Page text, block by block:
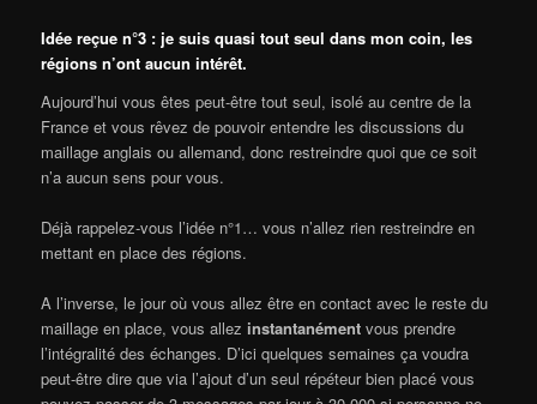
Idée reçue n°3 : je suis quasi tout seul dans mon coin, les
régions n’ont aucun intérêt.
Aujourd’hui vous êtes peut-être tout seul, isolé au centre de la
France et vous rêvez de pouvoir entendre les discussions du
maillage anglais ou allemand, donc restreindre quoi que ce soit
n’a aucun sens pour vous.
Déjà rappelez-vous l’idée n°1… vous n’allez rien restreindre en
mettant en place des régions.
A l’inverse, le jour où vous allez être en contact avec le reste du
maillage en place, vous allez instantanément vous prendre
l’intégralité des échanges. D’ici quelques semaines ça voudra
peut-être dire que via l’ajout d’un seul répéteur bien placé vous